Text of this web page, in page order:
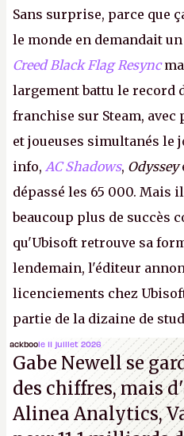
Sans surprise, parce que
le monde en demandait un
Creed Black Flag Resync
largement battu le record
franchise sur Steam, avec
et joueuses simultanés le
info, AC Shadows, Odyssey
dépassé les 65 000. Mais
beaucoup plus de succès
qu'Ubisoft retrouve sa
lendemain, l'éditeur
licenciements chez
partie de la dizaine de
travaillé sur cetAssassin's
d'Ubisoft Singapour.A.
ackboole 11 juillet 2026
Gabe Newell se
des chiffres, mais
Alinea Analytics,